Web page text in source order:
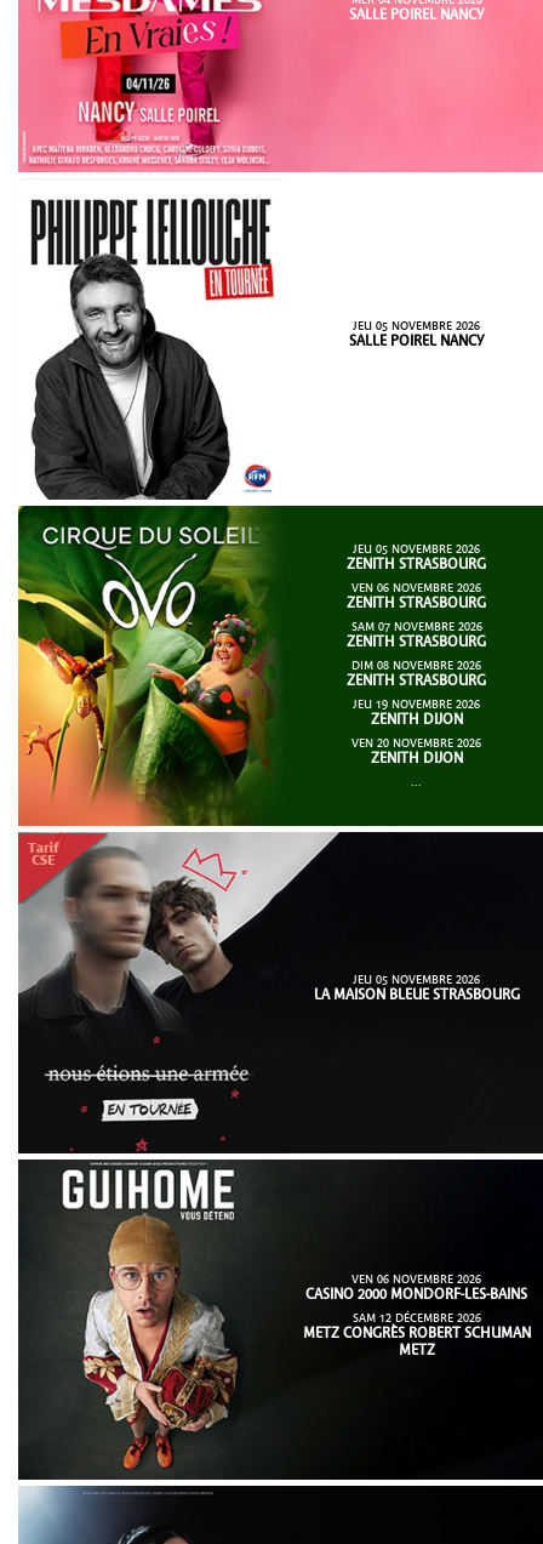
SALLE POIREL NANCY
JEU 05 NOVEMBRE 2026
SALLE POIREL NANCY
JEU 05 NOVEMBRE 2026
ZENITH STRASBOURG
VEN 06 NOVEMBRE 2026
ZENITH STRASBOURG
SAM 07 NOVEMBRE 2026
ZENITH STRASBOURG
DIM 08 NOVEMBRE 2026
ZENITH STRASBOURG
JEU 19 NOVEMBRE 2026
ZENITH DIJON
VEN 20 NOVEMBRE 2026
ZENITH DIJON
JEU 05 NOVEMBRE 2026
LA MAISON BLEUE STRASBOURG
VEN 06 NOVEMBRE 2026
CASINO 2000 MONDORF-LES-BAINS
SAM 12 DÉCEMBRE 2026
METZ CONGRÈS ROBERT SCHUMAN
METZ